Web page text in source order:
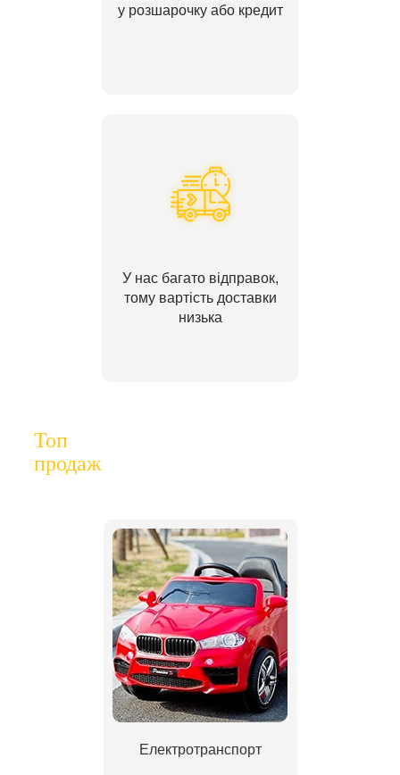
у розшарочку або кредит
У нас багато відправок,
тому вартість доставки
низька
Топ
продаж
Електротранспорт